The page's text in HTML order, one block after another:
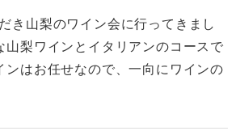
き山梨のワイン会に行ってきまし
山梨ワインとイタリアンのコースで
ンはお任せなので、一向にワインの